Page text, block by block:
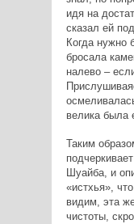
идя на
сказал ей
Когда нужно
бросала
налево –
велика была
Таким
Шуайба, и
«истхья»,
видим, эта
чистоты,